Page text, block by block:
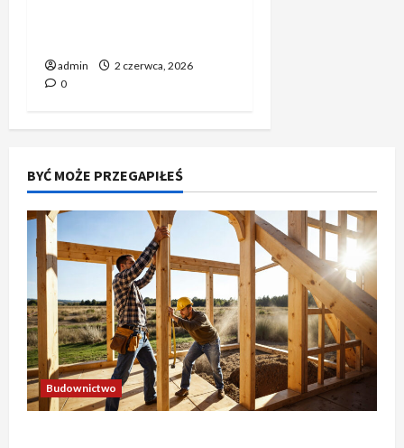
admin
2 czerwca, 2026
0
BYĆ MOŻE PRZEGAPIŁEŚ
Budownictwo